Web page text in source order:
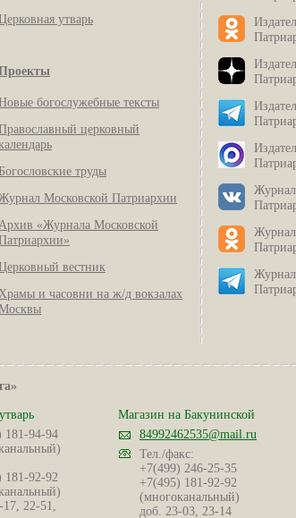
утварь
богослужебные тексты
церковный
труды
Московской Патриархии
«Журнала Московской
вестник
и часовни на ж/д вокзалах
181-94-94
181-92-92
17, 22-51,
Магазин на Бакунинской
84992462535@mail.ru
Тел./факс:
+7(499) 246-25-35
+7(495) 181-92-92
(многоканальный)
доб. 23-03, 23-14